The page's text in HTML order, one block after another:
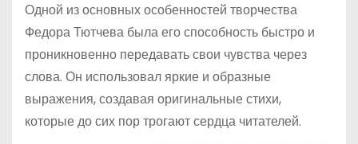
Одной из основных особенностей творчества
Федора Тютчева была его способность быстро и
проникновенно передавать свои чувства через
слова. Он использовал яркие и образные
выражения, создавая оригинальные стихи,
которые до сих пор трогают сердца читателей.